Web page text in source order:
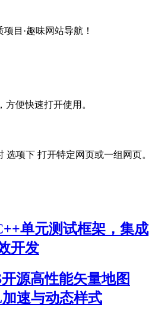
目·趣味网站导航！
方便快速打开使用。
选项下 打开特定网页或一组网页。
单元测试框架，集成
开发
源高性能矢量地图
速与动态样式